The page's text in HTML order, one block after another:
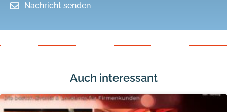
Nachricht senden
Auch interessant